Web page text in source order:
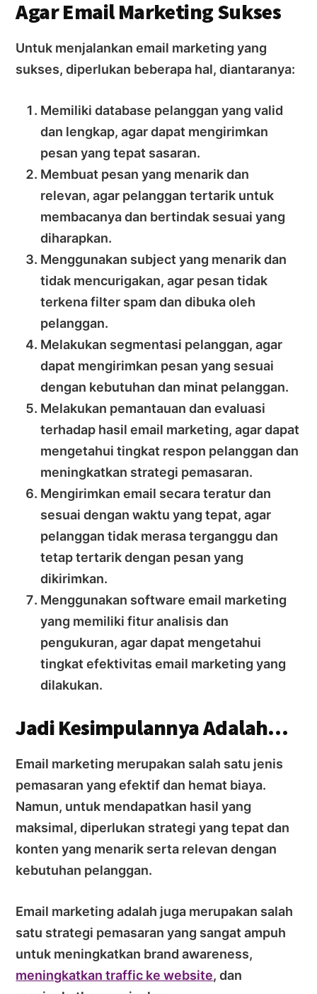
Agar Email Marketing Sukses
Untuk menjalankan email marketing yang
sukses, diperlukan beberapa hal, diantaranya:
Memiliki database pelanggan yang valid
dan lengkap, agar dapat mengirimkan
pesan yang tepat sasaran.
Membuat pesan yang menarik dan
relevan, agar pelanggan tertarik untuk
membacanya dan bertindak sesuai yang
diharapkan.
Menggunakan subject yang menarik dan
tidak mencurigakan, agar pesan tidak
terkena filter spam dan dibuka oleh
pelanggan.
Melakukan segmentasi pelanggan, agar
dapat mengirimkan pesan yang sesuai
dengan kebutuhan dan minat pelanggan.
Melakukan pemantauan dan evaluasi
terhadap hasil email marketing, agar dapat
mengetahui tingkat respon pelanggan dan
meningkatkan strategi pemasaran.
Mengirimkan email secara teratur dan
sesuai dengan waktu yang tepat, agar
pelanggan tidak merasa terganggu dan
tetap tertarik dengan pesan yang
dikirimkan.
Menggunakan software email marketing
yang memiliki fitur analisis dan
pengukuran, agar dapat mengetahui
tingkat efektivitas email marketing yang
dilakukan.
Jadi Kesimpulannya Adalah…
Email marketing merupakan salah satu jenis
pemasaran yang efektif dan hemat biaya.
Namun, untuk mendapatkan hasil yang
maksimal, diperlukan strategi yang tepat dan
konten yang menarik serta relevan dengan
kebutuhan pelanggan.
Email marketing adalah juga merupakan salah
satu strategi pemasaran yang sangat ampuh
untuk meningkatkan brand awareness,
meningkatkan traffic ke website, dan